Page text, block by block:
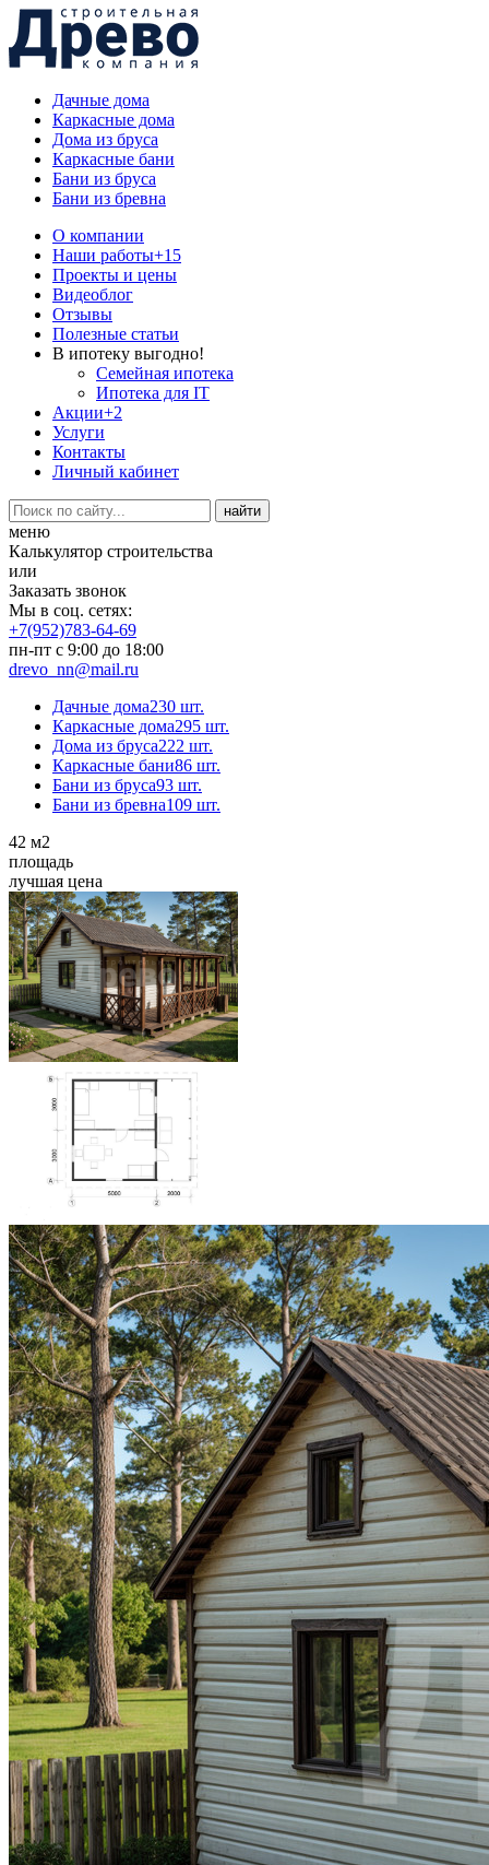
Дачные дома
Каркасные дома
Дома из бруса
Каркасные бани
Бани из бруса
Бани из бревна
О компании
Наши работы+15
Проекты и цены
Видеоблог
Отзывы
Полезные статьи
В ипотеку выгодно!
Семейная ипотека
Ипотека для IT
Акции+2
Услуги
Контакты
Личный кабинет
меню
Калькулятор строительства
или
Заказать звонок
Мы в соц. сетях:
+7(952)783-64-69
пн-пт с 9:00 до 18:00
drevo_nn@mail.ru
Дачные дома230 шт.
Каркасные дома295 шт.
Дома из бруса222 шт.
Каркасные бани86 шт.
Бани из бруса93 шт.
Бани из бревна109 шт.
42 м2
площадь
лучшая цена